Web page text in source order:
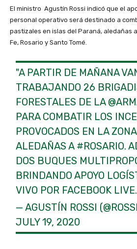
El ministro Agustín Rossi indicó que el
personal operativo será destinado a
pastizales en islas del Paraná, aledañas
Fe, Rosario y Santo Tomé.
"A PARTIR DE MAÑANA
TRABAJANDO 26
FORESTALES DE LA
PARA COMBATIR LOS
PROVOCADOS EN LA
ALEDAÑAS A #ROSARIO.
DOS BUQUES
BRINDANDO APOYO
VIVO POR FACEBOOK LIVE.
— AGUSTÍN ROSSI
JULY 19, 2020